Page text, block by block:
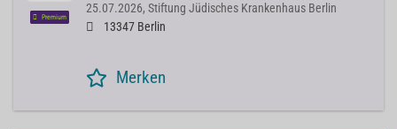
Premium
25.07.2026, Stiftung Jüdisches Krankenhaus Berlin
13347 Berlin
Merken